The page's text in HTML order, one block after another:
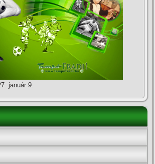
január 9.